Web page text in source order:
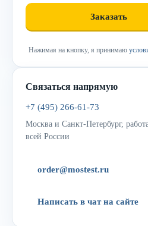
Нажимая на кнопку, я принимаю
Связаться напрямую
+7 (495) 266-61-73
Москва и Санкт-Петербург,
всей России
order@mostest.ru
Написать в чат на сайте